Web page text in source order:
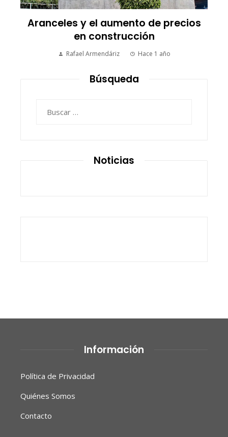
Aranceles y el aumento de precios
en construcción
Rafael Armendáriz Hace 1 año
Búsqueda
Noticias
Información
Política de Privacidad
Quiénes Somos
Contacto